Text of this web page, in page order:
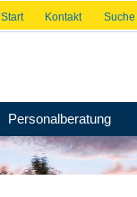
Start Kontakt Suche
Personalberatung